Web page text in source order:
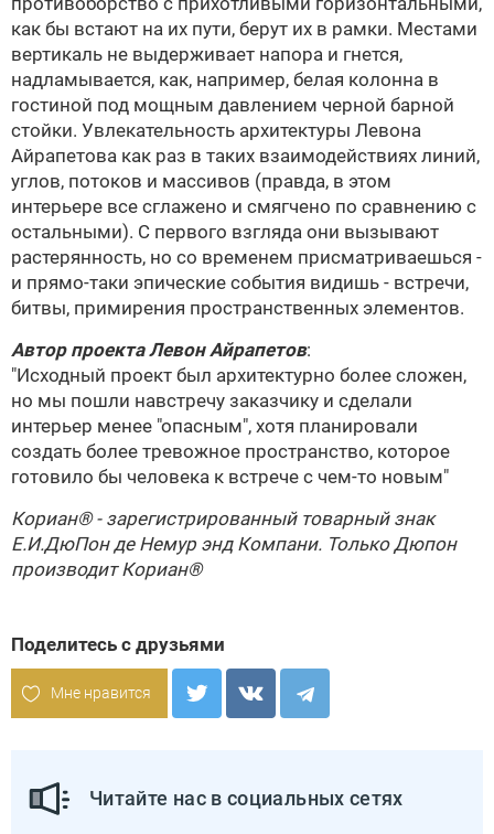
как бы встают на их пути, берут их в рамки. Местами
вертикаль не выдерживает напора и гнется,
надламывается, как, например, белая колонна в
гостиной под мощным давлением черной барной
стойки. Увлекательность архитектуры Левона
Айрапетова как раз в таких взаимодействиях линий,
углов, потоков и массивов (правда, в этом
интерьере все сглажено и смягчено по сравнению с
остальными). С первого взгляда они вызывают
растерянность, но со временем присматриваешься -
и прямо-таки эпические события видишь - встречи,
битвы, примирения пространственных элементов.
Автор проектаЛевон Айрапетов:
"Исходный проект был архитектурно более сложен,
но мы пошли навстречу заказчику и сделали
интерьер менее "опасным", хотя планировали
создать более тревожное пространство, которое
готовило бы человека к встрече с чем-то новым"
Кориан® - зарегистрированный товарный знак
Е.И.ДюПон де Немур энд Компани. Только Дюпон
производит Кориан®
Поделитесь с друзьями
Мне нравится
Читайте нас в социальных сетях